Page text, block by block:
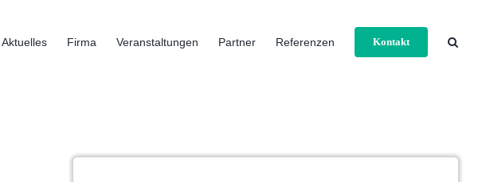
Aktuelles Firma Veranstaltungen Partner Referenzen Kontakt